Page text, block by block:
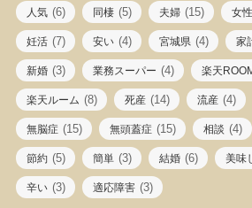
人気 (6) 同棲 (5) 夫婦 (15) 女性
妊活 (7) 安い (4) 宮城県 (4) 家
新婚 (3) 業務スーパー (4) 楽天
楽天ルーム (8) 死産 (14) 流産 (4)
無脳症 (15) 無頭蓋症 (15) 相談 (4)
節約 (5) 簡単 (3) 結婚 (6) 美味
辛い (3) 適応障害 (3)